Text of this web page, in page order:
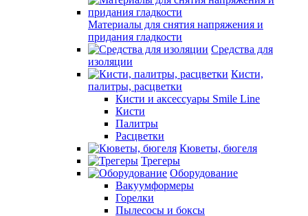
Материалы для снятия напряжения и
придания гладкости
Средства для
изоляции
Кисти,
палитры, расцветки
Кисти и аксессуары Smile Line
Кисти
Палитры
Расцветки
Кюветы, бюгеля
Трегеры
Оборудование
Вакуумформеры
Горелки
Пылесосы и боксы